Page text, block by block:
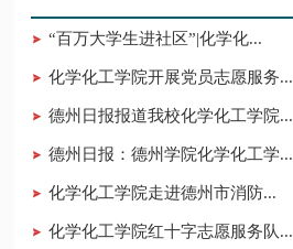
​“百万大学生进社区”|化学化...
化学化工学院开展党员志愿服务...
德州日报报道我校化学化工学院...
德州日报：德州学院化学化工学...
​化学化工学院走进德州市消防...
化学化工学院红十字志愿服务队...